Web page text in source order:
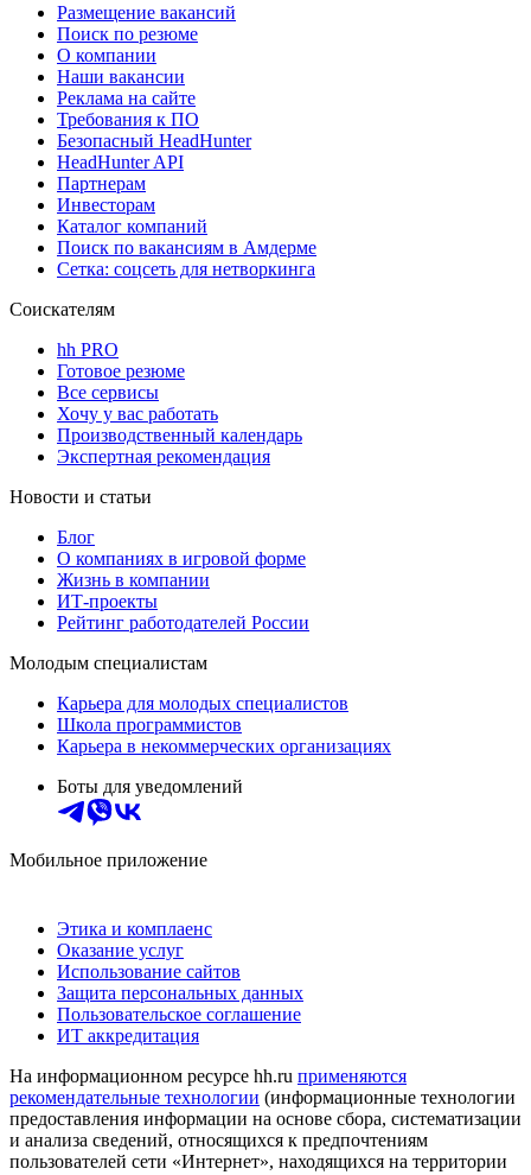
Размещение вакансий
Поиск по резюме
О компании
Наши вакансии
Реклама на сайте
Требования к ПО
Безопасный HeadHunter
HeadHunter API
Партнерам
Инвесторам
Каталог компаний
Поиск по вакансиям в Амдерме
Сетка: соцсеть для нетворкинга
Соискателям
hh PRO
Готовое резюме
Все сервисы
Хочу у вас работать
Производственный календарь
Экспертная рекомендация
Новости и статьи
Блог
О компаниях в игровой форме
Жизнь в компании
ИТ-проекты
Рейтинг работодателей России
Молодым специалистам
Карьера для молодых специалистов
Школа программистов
Карьера в некоммерческих организациях
Боты для уведомлений
Мобильное приложение
Этика и комплаенс
Оказание услуг
Использование сайтов
Защита персональных данных
Пользовательское соглашение
ИТ аккредитация
На информационном ресурсе hh.ru применяются
рекомендательные технологии (информационные технологии
предоставления информации на основе сбора, систематизации
и анализа сведений, относящихся к предпочтениям
пользователей сети «Интернет», находящихся на территории